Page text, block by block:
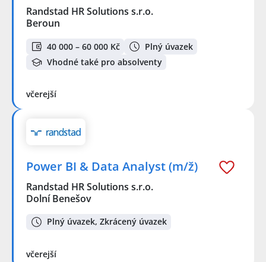
Randstad HR Solutions s.r.o.
Beroun
40 000 – 60 000 Kč
Plný úvazek
Vhodné také pro absolventy
včerejší
Power BI & Data Analyst (m/ž)
Randstad HR Solutions s.r.o.
Dolní Benešov
Plný úvazek, Zkrácený úvazek
včerejší